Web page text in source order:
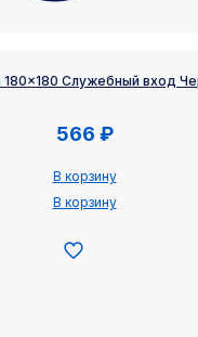
180×180 Служебный вход
566 ₽
В корзину
В корзину